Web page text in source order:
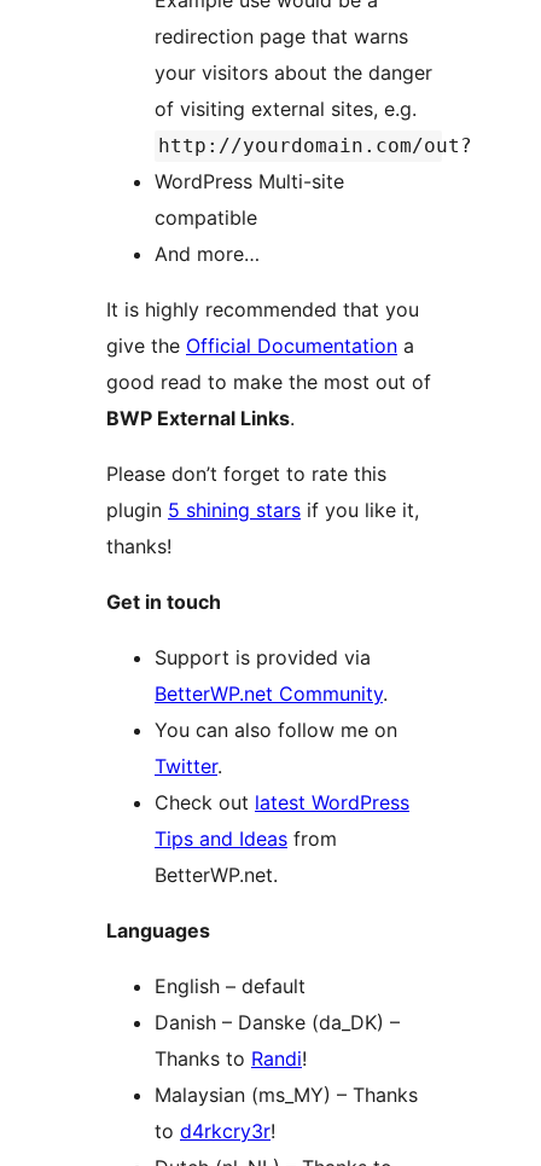
redirection page that warns
your visitors about the danger
of visiting external sites, e.g.
http://yourdomain.com/out?
WordPress Multi-site
compatible
And more…
It is highly recommended that you
give the Official Documentation a
good read to make the most out of
BWP External Links.
Please don’t forget to rate this
plugin 5 shining stars if you like it,
thanks!
Get in touch
Support is provided via
BetterWP.net Community.
You can also follow me on
Twitter.
Check out latest WordPress
Tips and Ideas from
BetterWP.net.
Languages
English – default
Danish – Danske (da_DK) –
Thanks to Randi!
Malaysian (ms_MY) – Thanks
to d4rkcry3r!